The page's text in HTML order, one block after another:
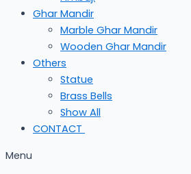
Ghar Mandir
Marble Ghar Mandir
Wooden Ghar Mandir
Others
Statue
Brass Bells
Show All
CONTACT
Menu